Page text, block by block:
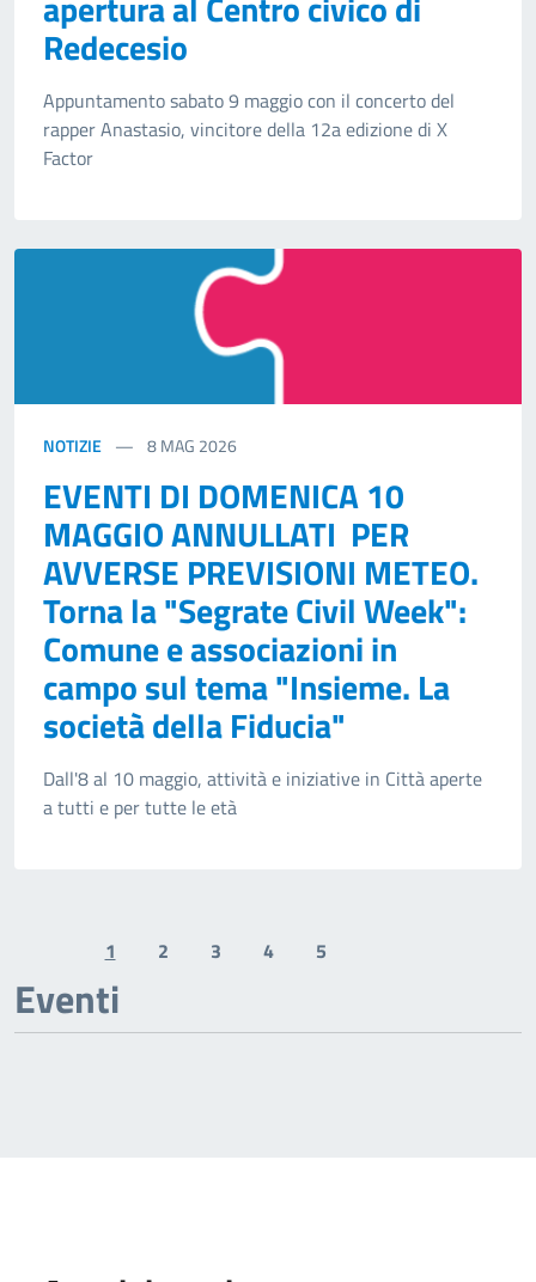
Redecesio
Appuntamento sabato 9 maggio con il concerto del
rapper Anastasio, vincitore della 12a edizione di X
Factor
NOTIZIE 8MAG 2026
EVENTI DI DOMENICA 10
MAGGIO ANNULLATI PER
AVVERSE PREVISIONI METEO.
Torna la "Segrate Civil Week":
Comune e associazioni in
campo sul tema "Insieme. La
società della Fiducia"
Dall'8 al 10 maggio, attività e iniziative in Città aperte
a tutti e per tutte le età
Previous page
1 2 3 4 5
Eventi